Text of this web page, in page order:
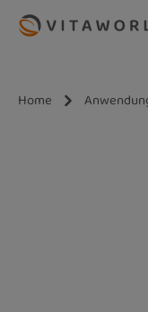
Zum Hauptinhalt
Home